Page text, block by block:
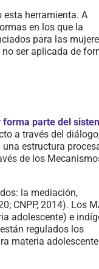
esta herramienta. A
en los que la
para las
ser aplicada de
forma parte del
a través del
una estructura
de los
la mediación,
CNPP, 2014). Los
adolescente) e
regulados los
materia adolescente